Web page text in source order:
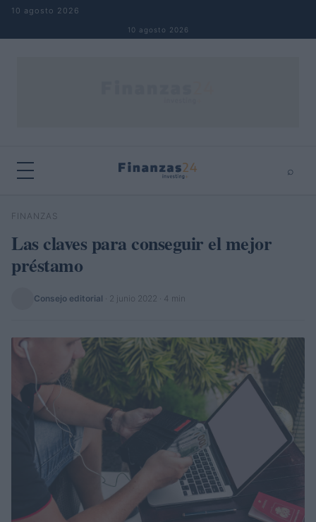
Saltar al contenido
10 agosto 2026
10 agosto 2026
⌕
Buscar
FINANZAS
Las claves para conseguir el mejor
préstamo
Consejo editorial 2 junio 2022 · 4 min